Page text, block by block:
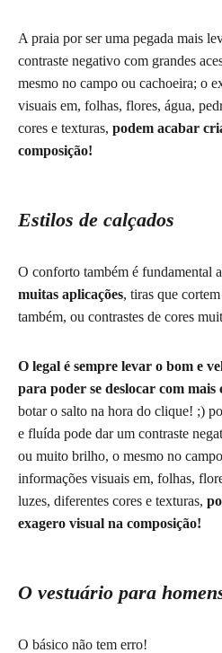
A praia por ser uma pegada mais
contraste negativo com grandes
mesmo no campo ou cachoeira; o
visuais em, folhas, flores, água,
cores e texturas, podem acabar
composição!
Estilos de calçados
O conforto também é fundamental
muitas aplicações, tiras que
também, ou contrastes de cores
O legal é sempre levar o bom e
para poder se deslocar com mais
botar o salto na hora do clique! ;)
e fluída pode dar um contraste
ou muito brilho, o mesmo no
informações visuais em, folhas,
luzes, diferentes cores e texturas,
exagero visual na composição!
O vestuário para
O básico não tem erro!